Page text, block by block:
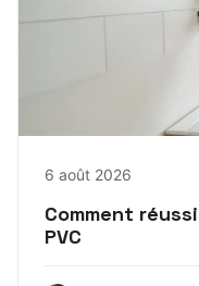
6 août 2026
Comment
PVC